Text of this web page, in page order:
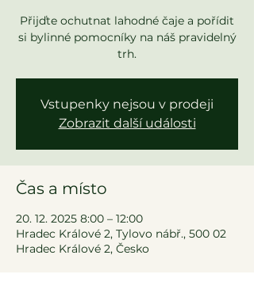
Přijďte ochutnat lahodné čaje a pořídit
si bylinné pomocníky na náš pravidelný
trh.
Vstupenky nejsou v prodeji
Zobrazit další události
Čas a místo
20. 12. 2025 8:00 – 12:00
Hradec Králové 2, Tylovo nábř., 500 02
Hradec Králové 2, Česko